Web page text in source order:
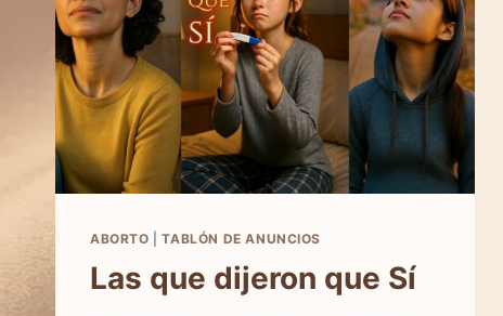
ABORTO |TABLÓN DE ANUNCIOS
Las que dijeron que Sí